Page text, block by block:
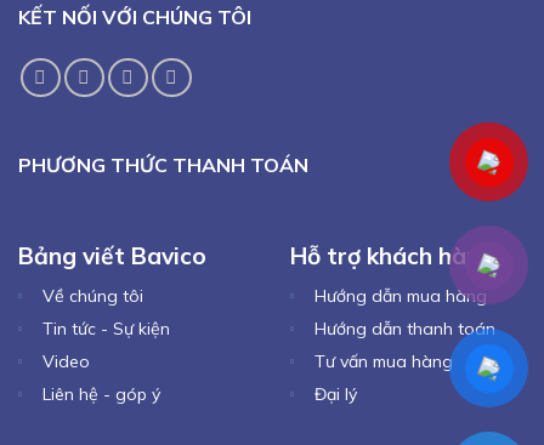
KẾT NỐI VỚI CHÚNG TÔI
PHƯƠNG THỨC THANH TOÁN
Bảng viết Bavico
Về chúng tôi
Tin tức - Sự kiện
Video
Liên hệ - góp ý
Hỗ trợ khách hàng
Hướng dẫn mua hàng
Hướng dẫn thanh toán
Tư vấn mua hàng
Đại lý